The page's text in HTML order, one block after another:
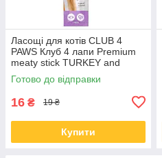
Ласощі для котів CLUB 4
PAWS Клуб 4 лапи Premium
meaty stick TURKEY and
LAMB м'ясна паличка індичка
та ягня 5 гр
Готово до відправки
16 ₴ 19 ₴
Купити